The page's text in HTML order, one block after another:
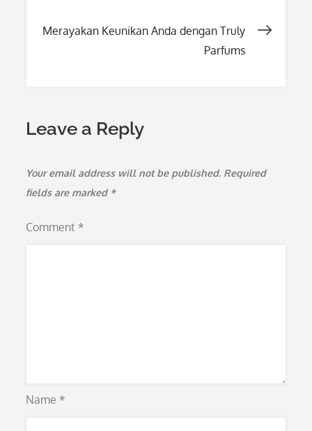
Merayakan Keunikan Anda dengan Truly
Parfums
Leave a Reply
Your email address will not be published. Required
fields are marked *
Comment *
Name *